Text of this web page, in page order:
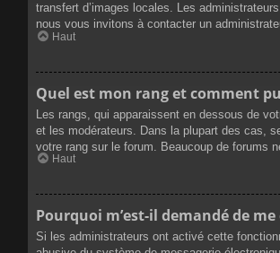
transfert d’images locales. Les
nous vous invitons à contacter un
Haut
Quel est mon rang et comment
Les rangs, qui apparaissent en dessous de
et les modérateurs. Dans la plupart des cas,
votre rang sur le forum. Beaucoup de forums
Haut
Pourquoi m’est-il demandé de
Si les administrateurs ont activé cette